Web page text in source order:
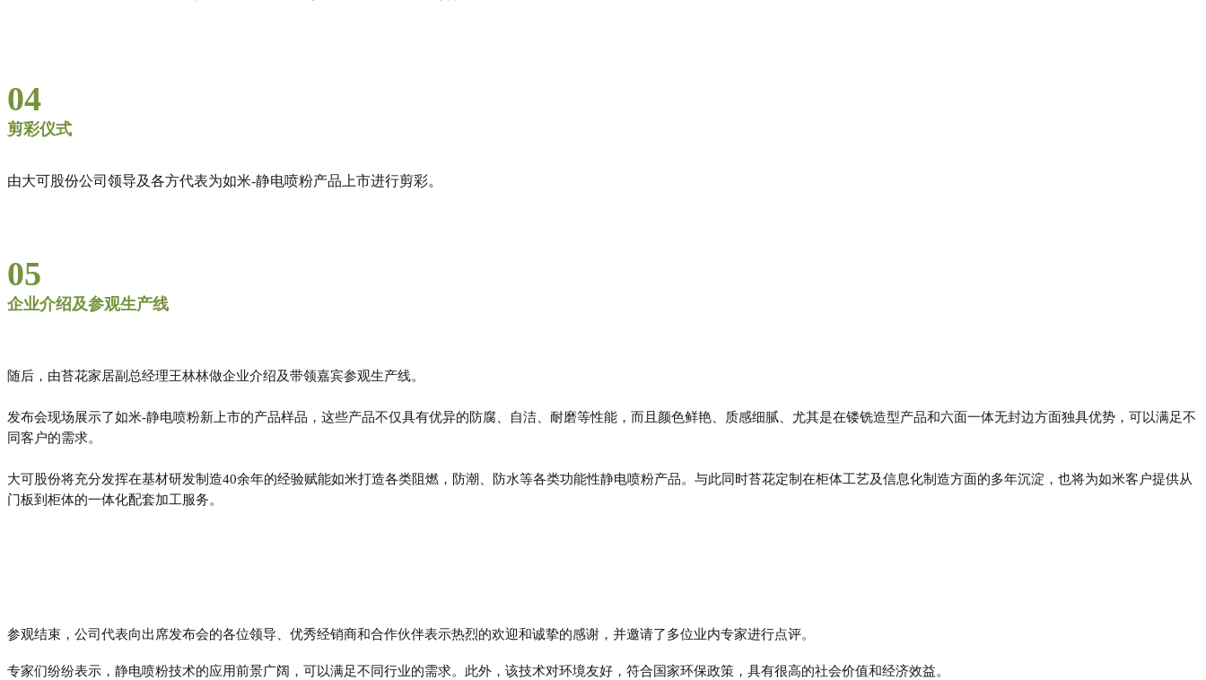
04
剪彩仪式
由大可股份公司领导及各方代表为如米-静电喷粉产品上市进行剪彩。
05
企业介绍及参观生产线
随后， 由苔花家居副总经理王林林做企业介绍及带领嘉宾参观生产线。
发布会现场展示了如米-静电喷粉新上市的产品样品，这些产品不仅具有优异的防腐、自洁、耐磨等性能，而且颜色鲜艳、质感细腻、尤其是在镂铣造型产品和六面一体无封边方面独具优势，可以满足不
同客户的需求。
大可股份将充分发挥在基材研发制造40余年的经验赋能如米打造各类阻燃，防潮、防水等各类功能性静电喷粉产品。与此同时苔花定制在柜体工艺及信息化制造方面的多年沉淀，也将为如米客户提供从
门板到柜体的一体化配套加工服务。
参观结束，公司代表向出席发布会的各位领导、优秀经销商和合作伙伴表示热烈的欢迎和诚挚的感谢，并邀请了多位业内专家进行点评。
专家们纷纷表示，静电喷粉技术的应用前景广阔，可以满足不同行业的需求。此外，该技术对环境友好，符合国家环保政策，具有很高的社会价值和经济效益。